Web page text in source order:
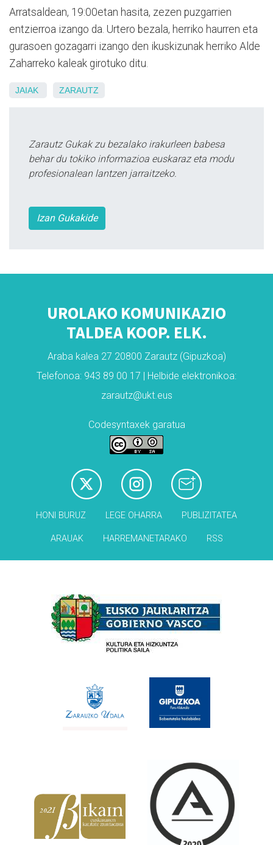
Arratsaldean, 19:00etan hasita, zezen puzgarrien
entzierroa izango da. Urtero bezala, herriko haurren eta
gurasoen gozagarri izango den ikuskizunak herriko Alde
Zaharreko kaleak girotuko ditu.
JAIAK ZARAUTZ
Zarautz Gukak zu bezalako irakurleen babesa
behar du tokiko informazioa euskaraz eta modu
profesionalean lantzen jarraitzeko.
Izan Gukakide
UROLAKO KOMUNIKAZIO
TALDEA KOOP. ELK.
Araba kalea 27 20800 Zarautz (Gipuzkoa)
Telefonoa: 943 89 00 17 | Helbide elektronikoa:
zarautz@ukt.eus
Codesyntaxek garatua
HONI BURUZ LEGE OHARRA PUBLIZITATEA
ARAUAK HARREMANETARAKO RSS